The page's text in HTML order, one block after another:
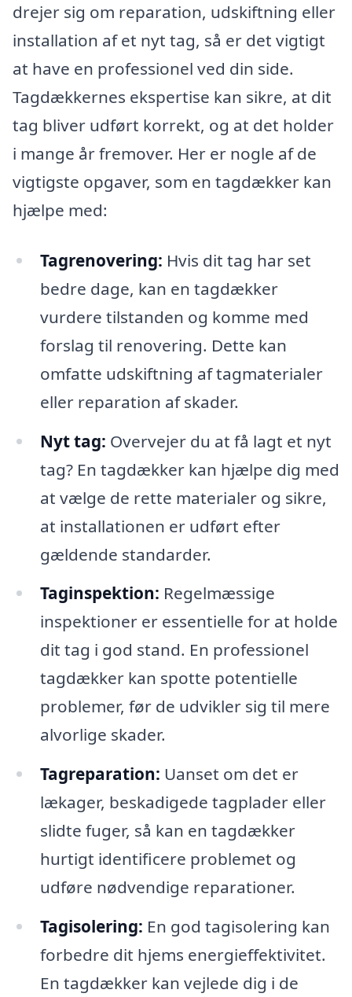
drejer sig om reparation, udskiftning eller
installation af et nyt tag, så er det vigtigt
at have en professionel ved din side.
Tagdækkernes ekspertise kan sikre, at dit
tag bliver udført korrekt, og at det holder
i mange år fremover. Her er nogle af de
vigtigste opgaver, som en tagdækker kan
hjælpe med:
Tagrenovering: Hvis dit tag har set
bedre dage, kan en tagdækker
vurdere tilstanden og komme med
forslag til renovering. Dette kan
omfatte udskiftning af tagmaterialer
eller reparation af skader.
Nyt tag: Overvejer du at få lagt et nyt
tag? En tagdækker kan hjælpe dig med
at vælge de rette materialer og sikre,
at installationen er udført efter
gældende standarder.
Taginspektion: Regelmæssige
inspektioner er essentielle for at holde
dit tag i god stand. En professionel
tagdækker kan spotte potentielle
problemer, før de udvikler sig til mere
alvorlige skader.
Tagreparation: Uanset om det er
lækager, beskadigede tagplader eller
slidte fuger, så kan en tagdækker
hurtigt identificere problemet og
udføre nødvendige reparationer.
Tagisolering: En god tagisolering kan
forbedre dit hjems energieffektivitet.
En tagdækker kan vejlede dig i de